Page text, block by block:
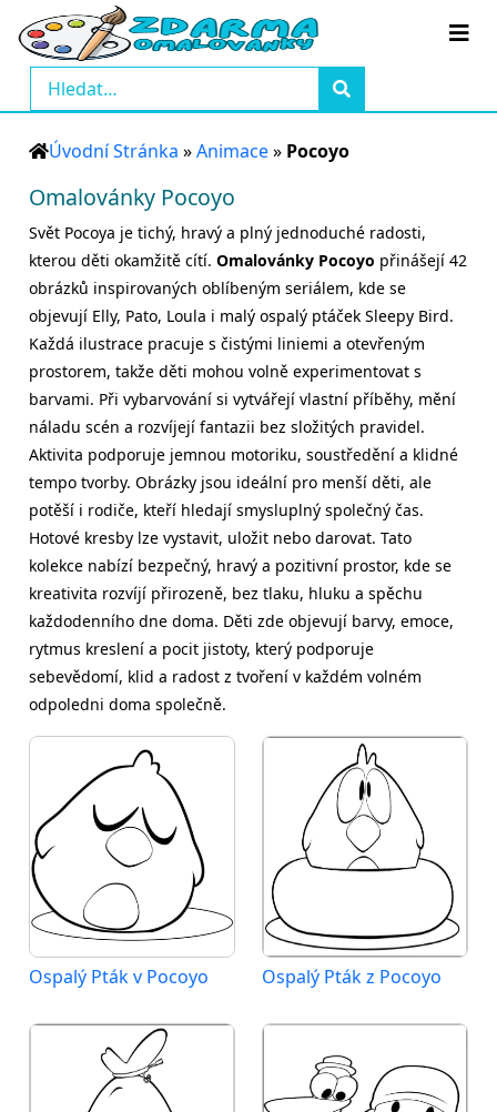
Úvodní Stránka »Animace» Pocoyo
Omalovánky Pocoyo
Svět Pocoya je tichý, hravý a plný jednoduché radosti,
kterou děti okamžitě cítí. Omalovánky Pocoyo přinášejí 42
obrázků inspirovaných oblíbeným seriálem, kde se
objevují Elly, Pato, Loula i malý ospalý ptáček Sleepy Bird.
Každá ilustrace pracuje s čistými liniemi a otevřeným
prostorem, takže děti mohou volně experimentovat s
barvami. Při vybarvování si vytvářejí vlastní příběhy, mění
náladu scén a rozvíjejí fantazii bez složitých pravidel.
Aktivita podporuje jemnou motoriku, soustředění a klidné
tempo tvorby. Obrázky jsou ideální pro menší děti, ale
potěší i rodiče, kteří hledají smysluplný společný čas.
Hotové kresby lze vystavit, uložit nebo darovat. Tato
kolekce nabízí bezpečný, hravý a pozitivní prostor, kde se
kreativita rozvíjí přirozeně, bez tlaku, hluku a spěchu
každodenního dne doma. Děti zde objevují barvy, emoce,
rytmus kreslení a pocit jistoty, který podporuje
sebevědomí, klid a radost z tvoření v každém volném
odpoledni doma společně.
Ospalý Pták v Pocoyo Ospalý Pták z Pocoyo